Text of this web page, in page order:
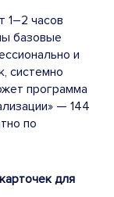
1–2 часов
базовые
и
системно
программа
— 144
по
для